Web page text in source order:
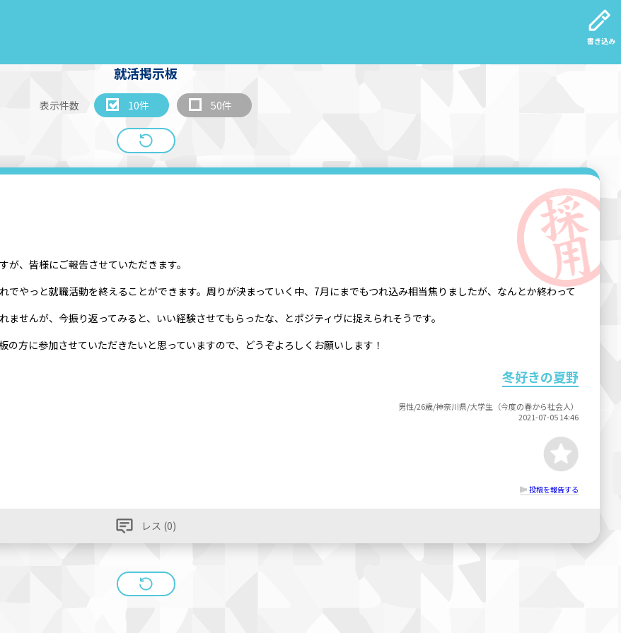
書き込み
就活掲示板
表示件数 10件 50件
、皆様にご報告させていただきます。
やっと就職活動を終えることができます。周りが決まっていく中、7月にまでもつれ込み相当焦りましたが、なんとか終わって
せんが、今振り返ってみると、いい経験させてもらったな、とポジティヴに捉えられそうです。
方に参加させていただきたいと思っていますので、どうぞよろしくお願いします！
冬好きの夏野
男性/26歳/神奈川県/大学生（今度の春から社会人）
2021-07-05 14:46
投稿を報告する
レス (0)